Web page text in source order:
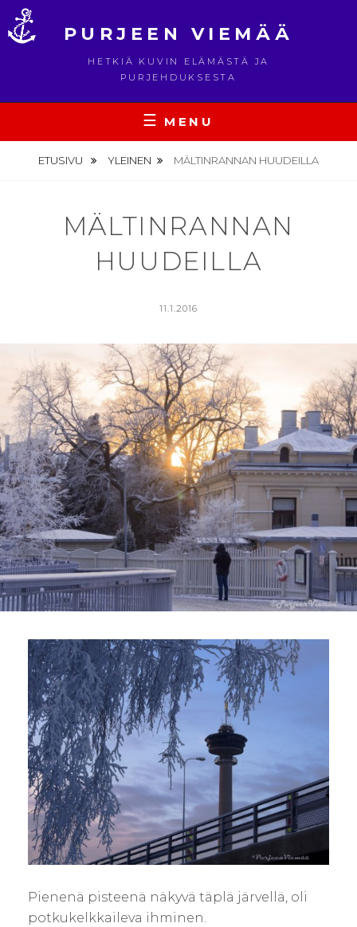
Skip
to
PURJEEN VIEMÄÄ
HETKIÄ KUVIN ELÄMÄSTÄ JA
PURJEHDUKSESTA
MENU
ETUSIVU YLEINEN MÄLTINRANNAN HUUDEILLA
MÄLTINRANNAN
HUUDEILLA
POSTED
11.1.2016
I
H
E
R
R
Y
S
Pienenä pisteenä näkyvä täplä järvellä, oli
potkukelkkaileva ihminen.